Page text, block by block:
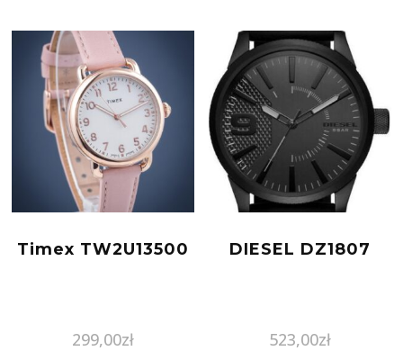
Timex TW2U13500
299,00zł
DIESEL DZ1807
523,00zł